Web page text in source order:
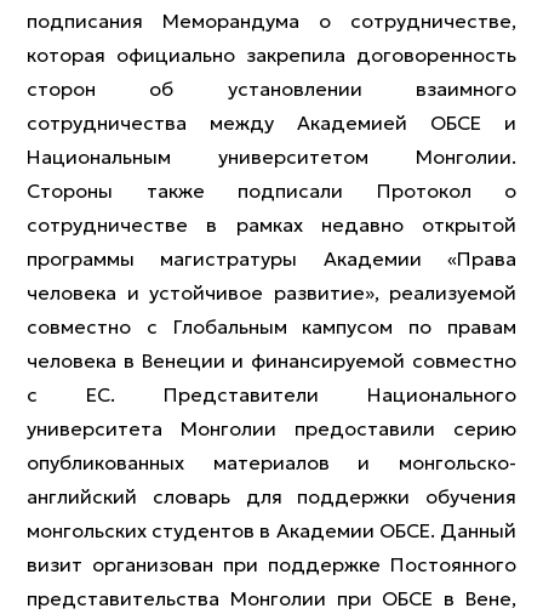
подписания Меморандума о сотрудничестве,
которая официально закрепила договоренность
сторон об установлении взаимного
сотрудничества между Академией ОБСЕ и
Национальным университетом Монголии.
Стороны также подписали Протокол о
сотрудничестве в рамках недавно открытой
программы магистратуры Академии «Права
человека и устойчивое развитие», реализуемой
совместно с Глобальным кампусом по правам
человека в Венеции и финансируемой совместно
с ЕС. Представители Национального
университета Монголии предоставили серию
опубликованных материалов и монгольско-
английский словарь для поддержки обучения
монгольских студентов в Академии ОБСЕ. Данный
визит организован при поддержке Постоянного
представительства Монголии при ОБСЕ в Вене,